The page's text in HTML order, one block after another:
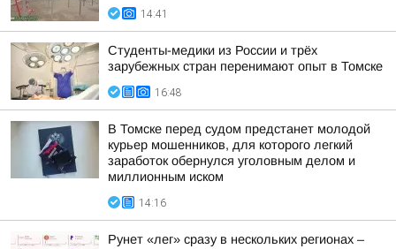
14:41
Студенты-медики из России и трёх
зарубежных стран перенимают опыт в Томске
16:48
В Томске перед судом предстанет молодой
курьер мошенников, для которого легкий
заработок обернулся уголовным делом и
миллионным иском
14:16
Рунет «лег» сразу в нескольких регионах –